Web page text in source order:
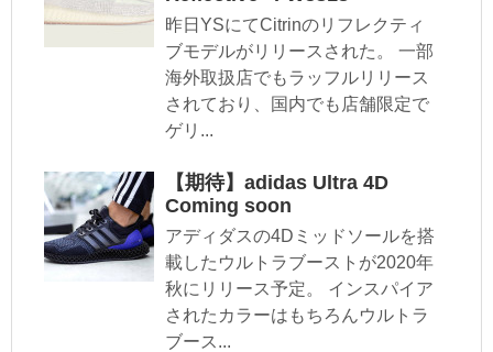
昨日YSにてCitrinのリフレクティ
ブモデルがリリースされた。 一部
海外取扱店でもラッフルリリース
されており、国内でも店舗限定で
ゲリ...
【期待】adidas Ultra 4D
Coming soon
アディダスの4Dミッドソールを搭
載したウルトラブーストが2020年
秋にリリース予定。 インスパイア
されたカラーはもちろんウルトラ
ブース...